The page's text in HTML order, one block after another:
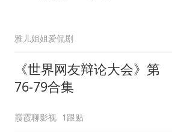
雅儿姐姐爱侃剧
《世界网友辩论大会》第
76-79合集
霞霞聊影视 1跟贴